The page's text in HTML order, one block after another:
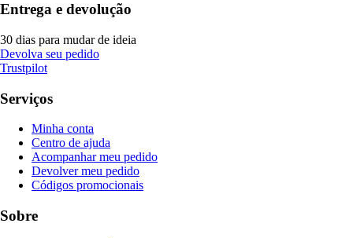
Entrega e devolução
30 dias para mudar de ideia
Devolva seu pedido
Trustpilot
Serviços
Minha conta
Centro de ajuda
Acompanhar meu pedido
Devolver meu pedido
Códigos promocionais
Sobre